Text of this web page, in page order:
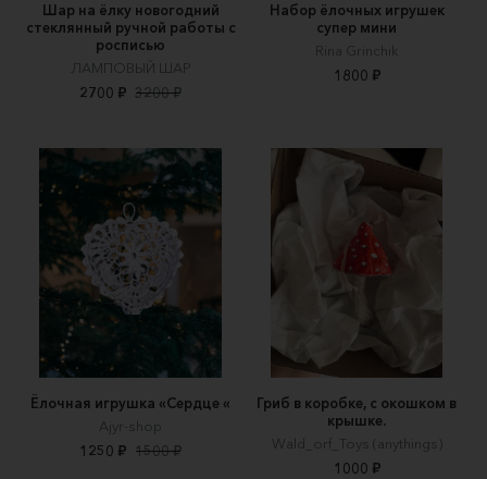
Шар на ёлку новогодний
стеклянный ручной работы с
росписью
ЛАМПОВЫЙ ШАР
2700 ₽ 3200 ₽
Набор ёлочных игрушек
супер мини
Rina Grinchik
1800 ₽
Ёлочная игрушка «Сердце «
Ajyr-shop
1250 ₽ 1500 ₽
Гриб в коробке, с окошком в
крышке.
Wald_orf_Toys (anythings)
1000 ₽